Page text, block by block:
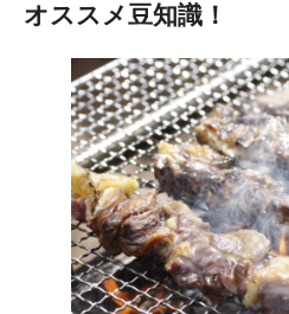
オススメ豆知識！